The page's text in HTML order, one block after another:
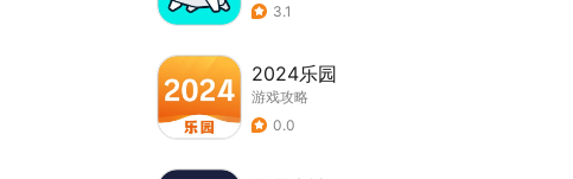
3.1
2024乐园
游戏攻略
0.0